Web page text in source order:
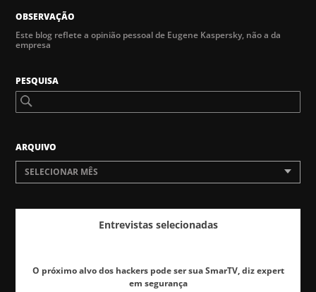
OBSERVAÇÃO
Este blog reflete a opinião pessoal de Eugene Kaspersky, não a da
empresa
PESQUISA
ARQUIVO
SELECIONAR MÊS
Entrevistas selecionadas
O próximo alvo dos hackers pode ser sua SmarTV, diz expert
em segurança